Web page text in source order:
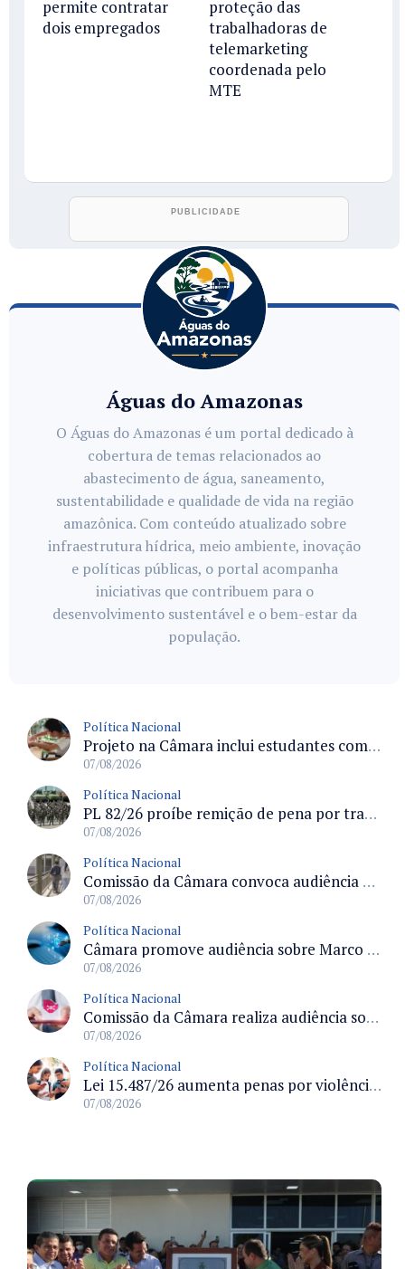
permite contratar
dois empregados
proteção das
trabalhadoras de
telemarketing
coordenada pelo
MTE
Águas do Amazonas
O Águas do Amazonas é um portal dedicado à
cobertura de temas relacionados ao
abastecimento de água, saneamento,
sustentabilidade e qualidade de vida na região
amazônica. Com conteúdo atualizado sobre
infraestrutura hídrica, meio ambiente, inovação
e políticas públicas, o portal acompanha
iniciativas que contribuem para o
desenvolvimento sustentável e o bem-estar da
população.
Política Nacional
Projeto na Câmara inclui estudantes com deficiência no regime escolar especial da LDB e estabelece critérios para frequência
07/08/2026
Política Nacional
PL 82/26 proíbe remição de pena por trabalho em funções militares para condenados por crimes contra o Estado Democrático de Direito
07/08/2026
Política Nacional
Comissão da Câmara convoca audiência para discutir misoginia nas escolas e universidades após divulgação de listas misóginas
07/08/2026
Política Nacional
Câmara promove audiência sobre Marco de Fomento à Economia Digital e impactos da inteligência artificial
07/08/2026
Política Nacional
Comissão da Câmara realiza audiência sobre apostas online para medir o tamanho do mercado ilegal
07/08/2026
Política Nacional
Lei 15.487/26 aumenta penas por violência sexual digital contra crianças e adolescentes e autoriza ronda virtual para investigação
07/08/2026